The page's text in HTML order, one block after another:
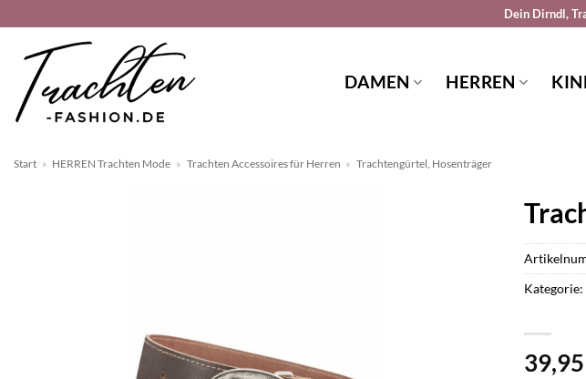
springen
Dein Dirndl,
DAMEN HERREN
Start » HERREN Trachten Mode » Trachten Accessoires für Herren » Trachtengürtel, Hosenträger
39,95
Kategorie: